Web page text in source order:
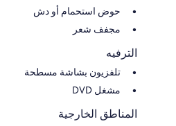
حوض استحمام أو دش
مجفف شعر
الترفيه
تلفزيون بشاشة مسطحة
مشغل DVD
المناطق الخارجية